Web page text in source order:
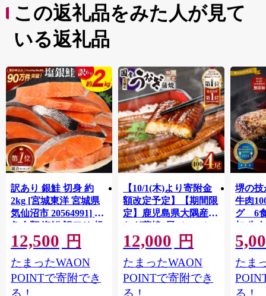
この返礼品をみた人が見て
いる返礼品
訳あり 銀鮭 切身 約
2kg [宮城東洋 宮城県
気仙沼市 20564991] 鮭
魚介類 海鮮 訳アリ 規
格外 不揃い さけ サケ
鮭切身 シャケ 切り身
冷凍 家庭用 おかず 弁
当 支援 サーモン 銀鮭
切り身 魚 わけあり
12,500 円
たまったWAON
POINTで寄附でき
る！
【10/1(木)より寄附金
額改定予定】【期間限
定】鹿児島県大隅産う
なぎ蒲焼4尾（400g）
12,000 円
たまったWAON
POINTで寄附でき
る！
堺の技
牛肉
グ 6
加 牛
ット 6
メ 温
菜 簡
すめ
取り
たま
る！